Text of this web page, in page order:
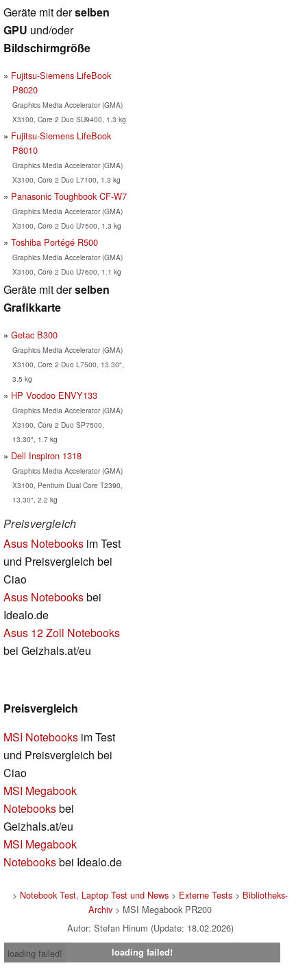
Geräte mit derselben
GPU und/oder
Bildschirmgröße
Fujitsu-Siemens LifeBook
P8020
Graphics Media Accelerator (GMA)
X3100, Core 2 Duo SU9400, 1.3 kg
Fujitsu-Siemens LifeBook
P8010
Graphics Media Accelerator (GMA)
X3100, Core 2 Duo L7100, 1.3 kg
Panasonic Toughbook CF-W7
Graphics Media Accelerator (GMA)
X3100, Core 2 Duo U7500, 1.3 kg
Toshiba Portégé R500
Graphics Media Accelerator (GMA)
X3100, Core 2 Duo U7600, 1.1 kg
Geräte mit derselben
Grafikkarte
Getac B300
Graphics Media Accelerator (GMA)
X3100, Core 2 Duo L7500, 13.30",
3.5 kg
HP Voodoo ENVY133
Graphics Media Accelerator (GMA)
X3100, Core 2 Duo SP7500,
13.30", 1.7 kg
Dell Inspiron 1318
Graphics Media Accelerator (GMA)
X3100, Pentium Dual Core T2390,
13.30", 2.2 kg
Preisvergleich
Asus Notebooks im Test
und Preisvergleich bei
Ciao
Asus Notebooksbei
Idealo.de
Asus 12 Zoll Notebooks
bei Geizhals.at/eu
Preisvergleich
MSI Notebooks im Test
und Preisvergleich bei
Ciao
MSI Megabook
Notebooksbei
Geizhals.at/eu
MSI Megabook
Notebooksbei Idealo.de
> Notebook Test, Laptop Test und News > Externe Tests > Bibliotheks-
Archiv > MSI Megabook PR200
Autor: Stefan Hinum (Update: 18.02.2026)
loading failed!
loading failed!